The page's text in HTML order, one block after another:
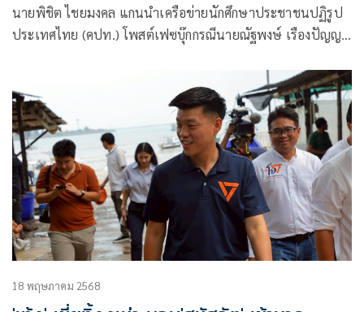
นายพิชิต ไชยมงคล แกนนำเครือข่ายนักศึกษาประชาชนปฏิรูป
ประเทศไทย (คปท.) โพสต์เฟซบุ๊กกรณีนายณัฐพงษ์ เรืองปัญญา
ต่อต้านการซื้ออาวุธยุทโธปกรณ์ที่มีความจำเป็น แต่ต้องพิจารณา
เป็นเรื่องต่อเรื่อง ว่า
18 พฤษภาคม 2568